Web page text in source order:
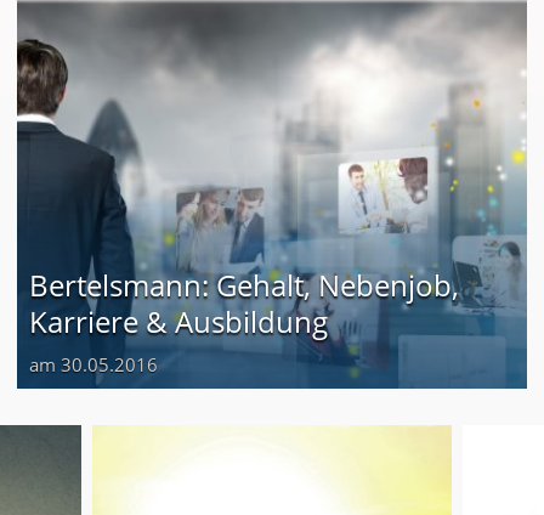
Bertelsmann: Gehalt, Nebenjob,
Karriere & Ausbildung
am 30.05.2016